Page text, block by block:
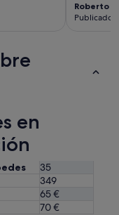
Roberto
Publicado
en
35
349
65 €
70 €